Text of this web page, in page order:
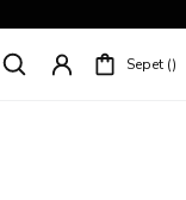
Sepet